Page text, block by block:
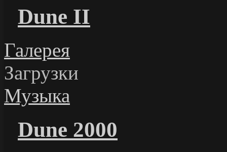
Dune II
Галерея
Загрузки
Музыка
Dune 2000